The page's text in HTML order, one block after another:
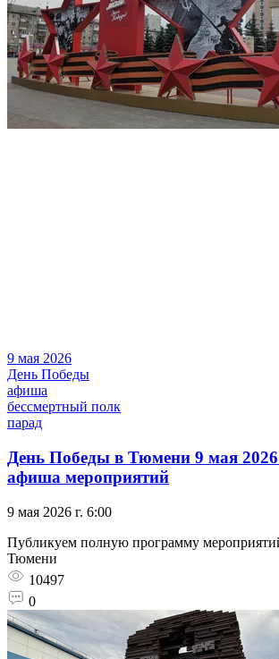
9 мая 2026
День Победы
афиша
бессмертный полк
парад
День Победы в Тюмени 9 мая
афиша мероприятий
9 мая 2026 г. 6:00
Публикуем полную программу
Тюмени
10497
0